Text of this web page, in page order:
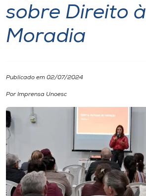
Atendimento ao Estudante
Portal de Ensino
Internacionalização
I.nova
Diplomados
sobre Direito à
Moradia
Publicado em 02/07/2024
Por Imprensa Unoesc